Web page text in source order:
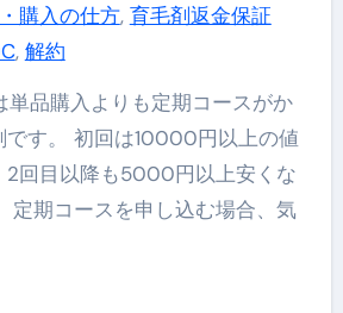
購入の仕方, 育毛剤返金保証
, 解約
です。 初回は10000円以上の値
2回目以降も5000円以上安くな
定期コースを申し込む場合、気